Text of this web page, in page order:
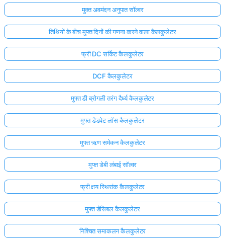
यहाँ
इन
मुक्त अवमंदन अनुपात सॉल्वर
तिथियों के बीच मुफ्त दिनों की गणना करने वाला कैलकुलेटर
फ्री DC सर्किट कैलकुलेटर
DCF कैलकुलेटर
मुफ्त डी ब्रोगली तरंग दैर्ध्य कैलकुलेटर
मुफ्त डेडवेट लॉस कैलकुलेटर
मुफ्त ऋण समेकन कैलकुलेटर
मुफ्त डेबी लंबाई सॉल्वर
फ्री क्षय स्थिरांक कैलकुलेटर
मुफ्त डेसिबल कैलकुलेटर
निश्चित समाकलन कैलकुलेटर